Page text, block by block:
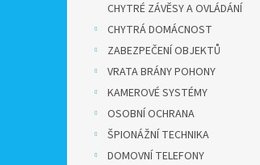
CHYTRÉ ZÁVĚSY A OVLÁDÁNÍ
CHYTRÁ DOMÁCNOST
ZABEZPEČENÍ OBJEKTŮ
VRATA BRÁNY POHONY
KAMEROVÉ SYSTÉMY
OSOBNÍ OCHRANA
ŠPIONÁŽNÍ TECHNIKA
DOMOVNÍ TELEFONY